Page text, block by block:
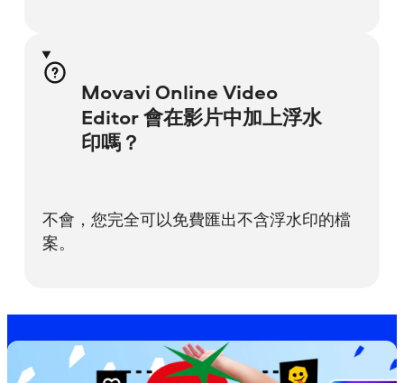
Movavi Online Video
Editor 會在影片中加上浮水
印嗎？
不會，您完全可以免費匯出不含浮水印的檔
案。